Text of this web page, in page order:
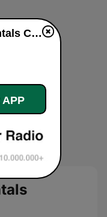
Beautiful Instrumentals Channel
APP